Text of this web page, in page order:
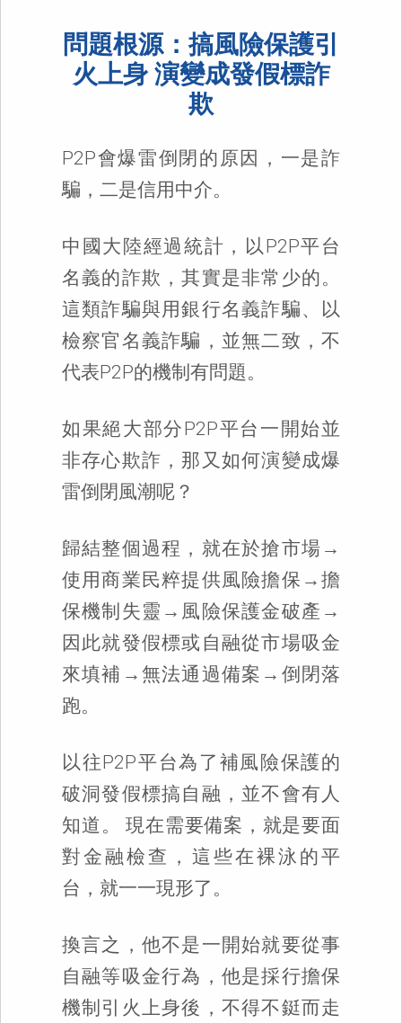
問題根源：搞風險保護引
火上身 演變成發假標詐
欺
P2P會爆雷倒閉的原因，一是詐
騙，二是信用中介。
中國大陸經過統計，以P2P平台
名義的詐欺，其實是非常少的。
這類詐騙與用銀行名義詐騙、以
檢察官名義詐騙，並無二致，不
代表P2P的機制有問題。
如果絕大部分P2P平台一開始並
非存心欺詐，那又如何演變成爆
雷倒閉風潮呢？
歸結整個過程，就在於搶市場→
使用商業民粹提供風險擔保→擔
保機制失靈→風險保護金破產→
因此就發假標或自融從市場吸金
來填補→無法通過備案→倒閉落
跑。
以往P2P平台為了補風險保護的
破洞發假標搞自融，並不會有人
知道。 現在需要備案，就是要面
對金融檢查，這些在裸泳的平
台，就一一現形了。
換言之，他不是一開始就要從事
自融等吸金行為，他是採行擔保
機制引火上身後，不得不鋌而走